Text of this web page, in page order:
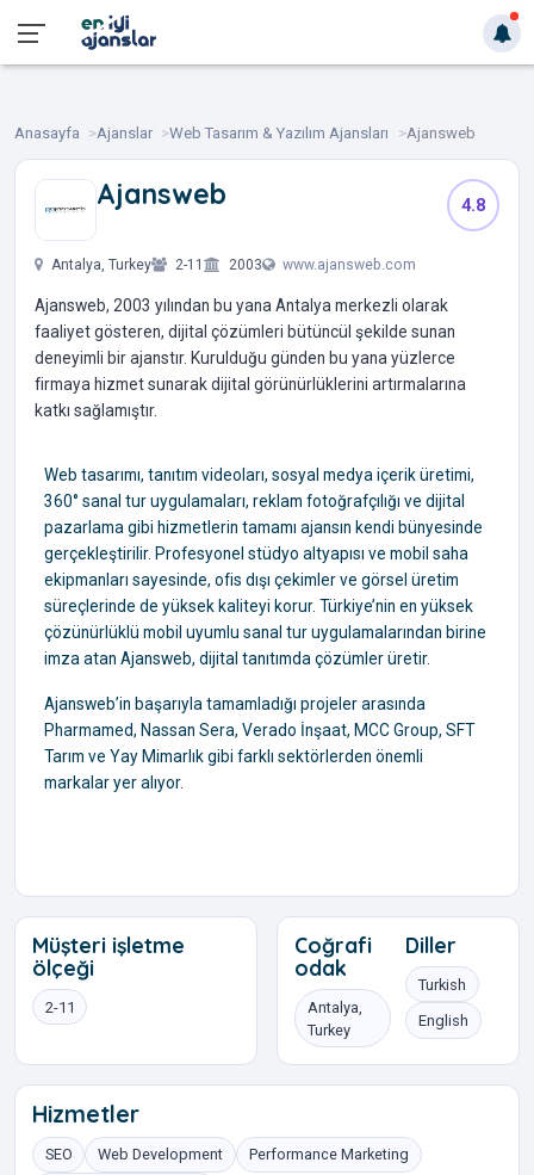
Anasayfa Ajanslar Web Tasarım & Yazılım Ajansları Ajansweb
Ajansweb 4.8
Antalya, Turkey 2-11 2003 www.ajansweb.com
Ajansweb, 2003 yılından bu yana Antalya merkezli olarak
faaliyet gösteren, dijital çözümleri bütüncül şekilde sunan
deneyimli bir ajanstır. Kurulduğu günden bu yana yüzlerce
firmaya hizmet sunarak dijital görünürlüklerini artırmalarına
katkı sağlamıştır.
Web tasarımı, tanıtım videoları, sosyal medya içerik üretimi,
360° sanal tur uygulamaları, reklam fotoğrafçılığı ve dijital
pazarlama gibi hizmetlerin tamamı ajansın kendi bünyesinde
gerçekleştirilir. Profesyonel stüdyo altyapısı ve mobil saha
ekipmanları sayesinde, ofis dışı çekimler ve görsel üretim
süreçlerinde de yüksek kaliteyi korur. Türkiye’nin en yüksek
çözünürlüklü mobil uyumlu sanal tur uygulamalarından birine
imza atan Ajansweb, dijital tanıtımda çözümler üretir.
Ajansweb’in başarıyla tamamladığı projeler arasında
Pharmamed, Nassan Sera, Verado İnşaat, MCC Group, SFT
Tarım ve Yay Mimarlık gibi farklı sektörlerden önemli
markalar yer alıyor.
Müşteri işletme
ölçeği
2-11
Coğrafi
odak
Antalya,
Turkey
Diller
Turkish
English
Hizmetler
SEO Web Development Performance Marketing